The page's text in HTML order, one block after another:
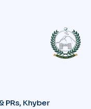
Khyber